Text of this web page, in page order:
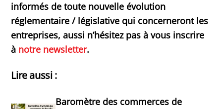
informés de toute nouvelle évolution
réglementaire / législative qui concerneront les
entreprises, aussi n’hésitez pas à vous inscrire
à notre newsletter.
Lire aussi :
Baromètre des commerces de